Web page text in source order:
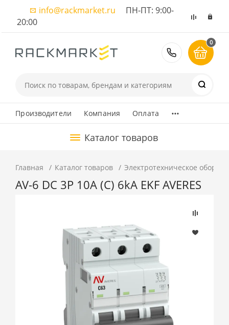
info@rackmarket.ru ПН-ПТ: 9:00-
20:00
8 (495)
0
Производители Компания Оплата ...
Каталог товаров
Главная Каталог товаров Электротехническое
AV-6 DC 3P 10A (C) 6kA EKF AVERES